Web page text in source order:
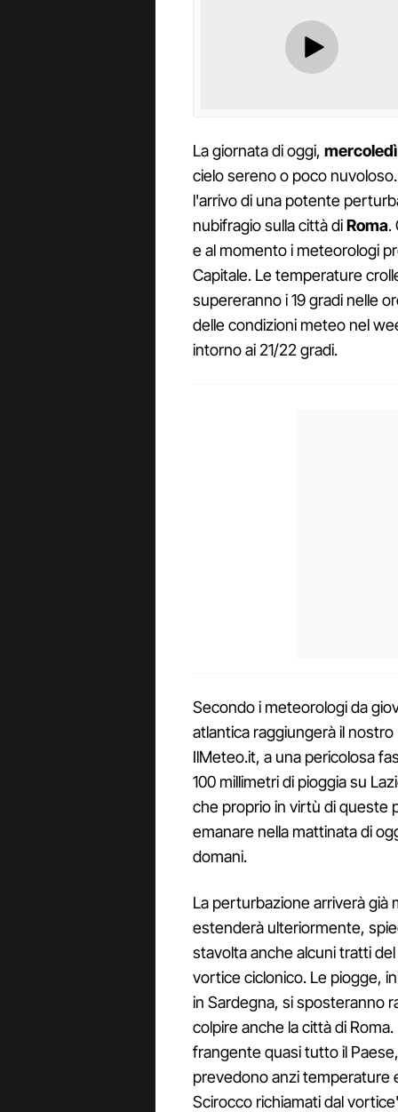
La giornata di oggi,
cielo sereno o poco
l'arrivo di una potente
nubifragio sulla città diRoma.
e al momento i meteorologi
Capitale. Le temperature
supereranno i 19 gradi nelle
delle condizioni meteo nel
intorno ai 21/22 gradi.
Secondo i meteorologi da
atlantica raggiungerà il
IlMeteo.it, a una pericolosa
100 millimetri di pioggia su
che proprio in virtù di queste
emanare nella mattinata di
domani.
La perturbazione arriverà già
estenderà ulteriormente,
stavolta anche alcuni tratti
vortice ciclonico. Le piogge,
in Sardegna, si sposteranno
colpire anche la città di
frangente quasi tutto il
prevedono anzi temperature
Scirocco richiamati dal